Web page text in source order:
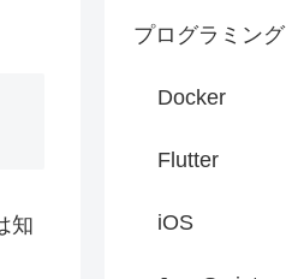
知
プログラミング
Docker
Flutter
iOS